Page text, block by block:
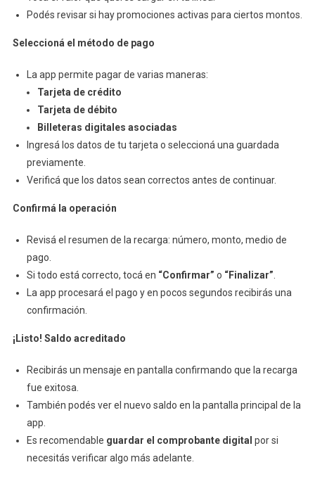
Podés revisar si hay promociones activas para ciertos montos.
Seleccioná el método de pago
La app permite pagar de varias maneras:
Tarjeta de crédito
Tarjeta de débito
Billeteras digitales asociadas
Ingresá los datos de tu tarjeta o seleccioná una guardada
previamente.
Verificá que los datos sean correctos antes de continuar.
Confirmá la operación
Revisá el resumen de la recarga: número, monto, medio de
pago.
Si todo está correcto, tocá en “Confirmar” o “Finalizar”
La app procesará el pago y en pocos segundos recibirás una
confirmación.
¡Listo! Saldo acreditado
Recibirás un mensaje en pantalla confirmando que la recarga
fue exitosa.
También podés ver el nuevo saldo en la pantalla principal de la
app.
Es recomendable guardar el comprobante digital por si
necesitás verificar algo más adelante.